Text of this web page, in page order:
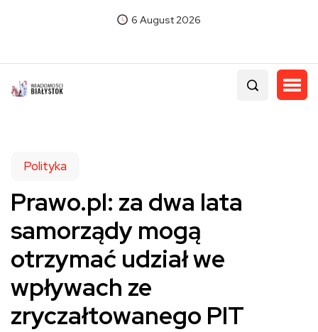
6 August 2026
Polityka
Prawo.pl: za dwa lata
samorządy mogą
otrzymać udział we
wpływach ze
zryczałtowanego PIT